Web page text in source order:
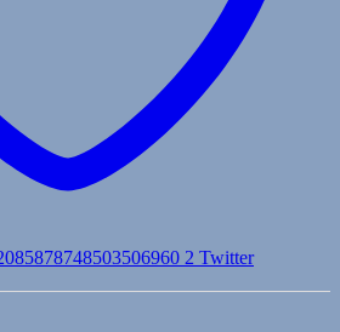
2 Twitter